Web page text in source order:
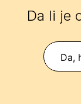
Da li je
Da,